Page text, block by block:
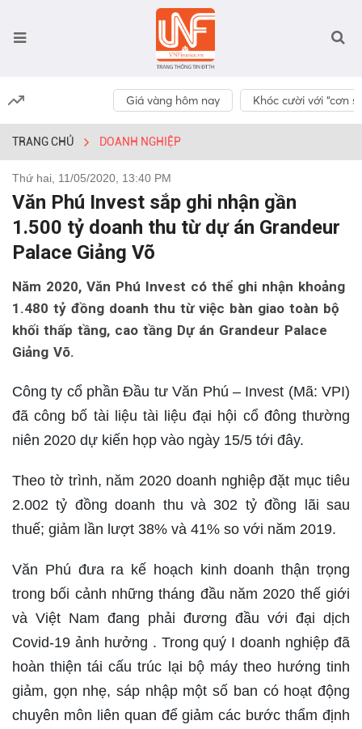
Giá vàng hôm nay Khóc cười với “cơn
TRANG CHỦ DOANH NGHIỆP
Thứ hai, 11/05/2020, 13:40 PM
Văn Phú Invest sắp ghi nhận gần
1.500 tỷ doanh thu từ dự án Grandeur
Palace Giảng Võ
Năm 2020, Văn Phú Invest có thể ghi nhận khoảng
1.480 tỷ đồng doanh thu từ việc bàn giao toàn bộ
khối thấp tầng, cao tầng Dự án Grandeur Palace
Giảng Võ.
Công ty cổ phần Đầu tư Văn Phú – Invest (Mã: VPI)
đã công bố tài liệu tài liệu đại hội cổ đông thường
niên 2020 dự kiến họp vào ngày 15/5 tới đây.
Theo tờ trình, năm 2020 doanh nghiệp đặt mục tiêu
2.002 tỷ đồng doanh thu và 302 tỷ đồng lãi sau
thuế; giảm lần lượt 38% và 41% so với năm 2019.
Văn Phú đưa ra kế hoạch kinh doanh thận trọng
trong bối cảnh những tháng đầu năm 2020 thế giới
và Việt Nam đang phải đương đầu với đại dịch
Covid-19 ảnh hưởng . Trong quý I doanh nghiệp đã
hoàn thiện tái cấu trúc lại bộ máy theo hướng tinh
giảm, gọn nhẹ, sáp nhập một số ban có hoạt động
chuyên môn liên quan để giảm các bước thẩm định